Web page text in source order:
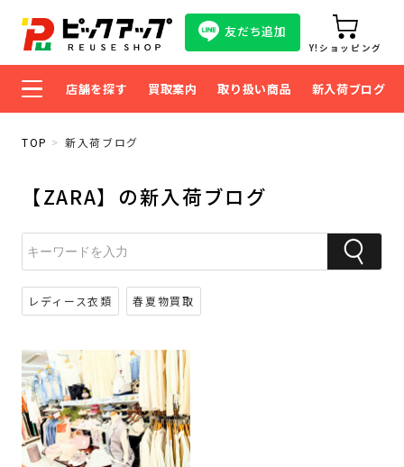
友だち追加
Y!ショッピング
店舗を探す 買取案内 取り扱い商品 新入荷ブログ
TOP 新入荷ブログ
【ZARA】の新入荷ブログ
レディース衣類 春夏物買取